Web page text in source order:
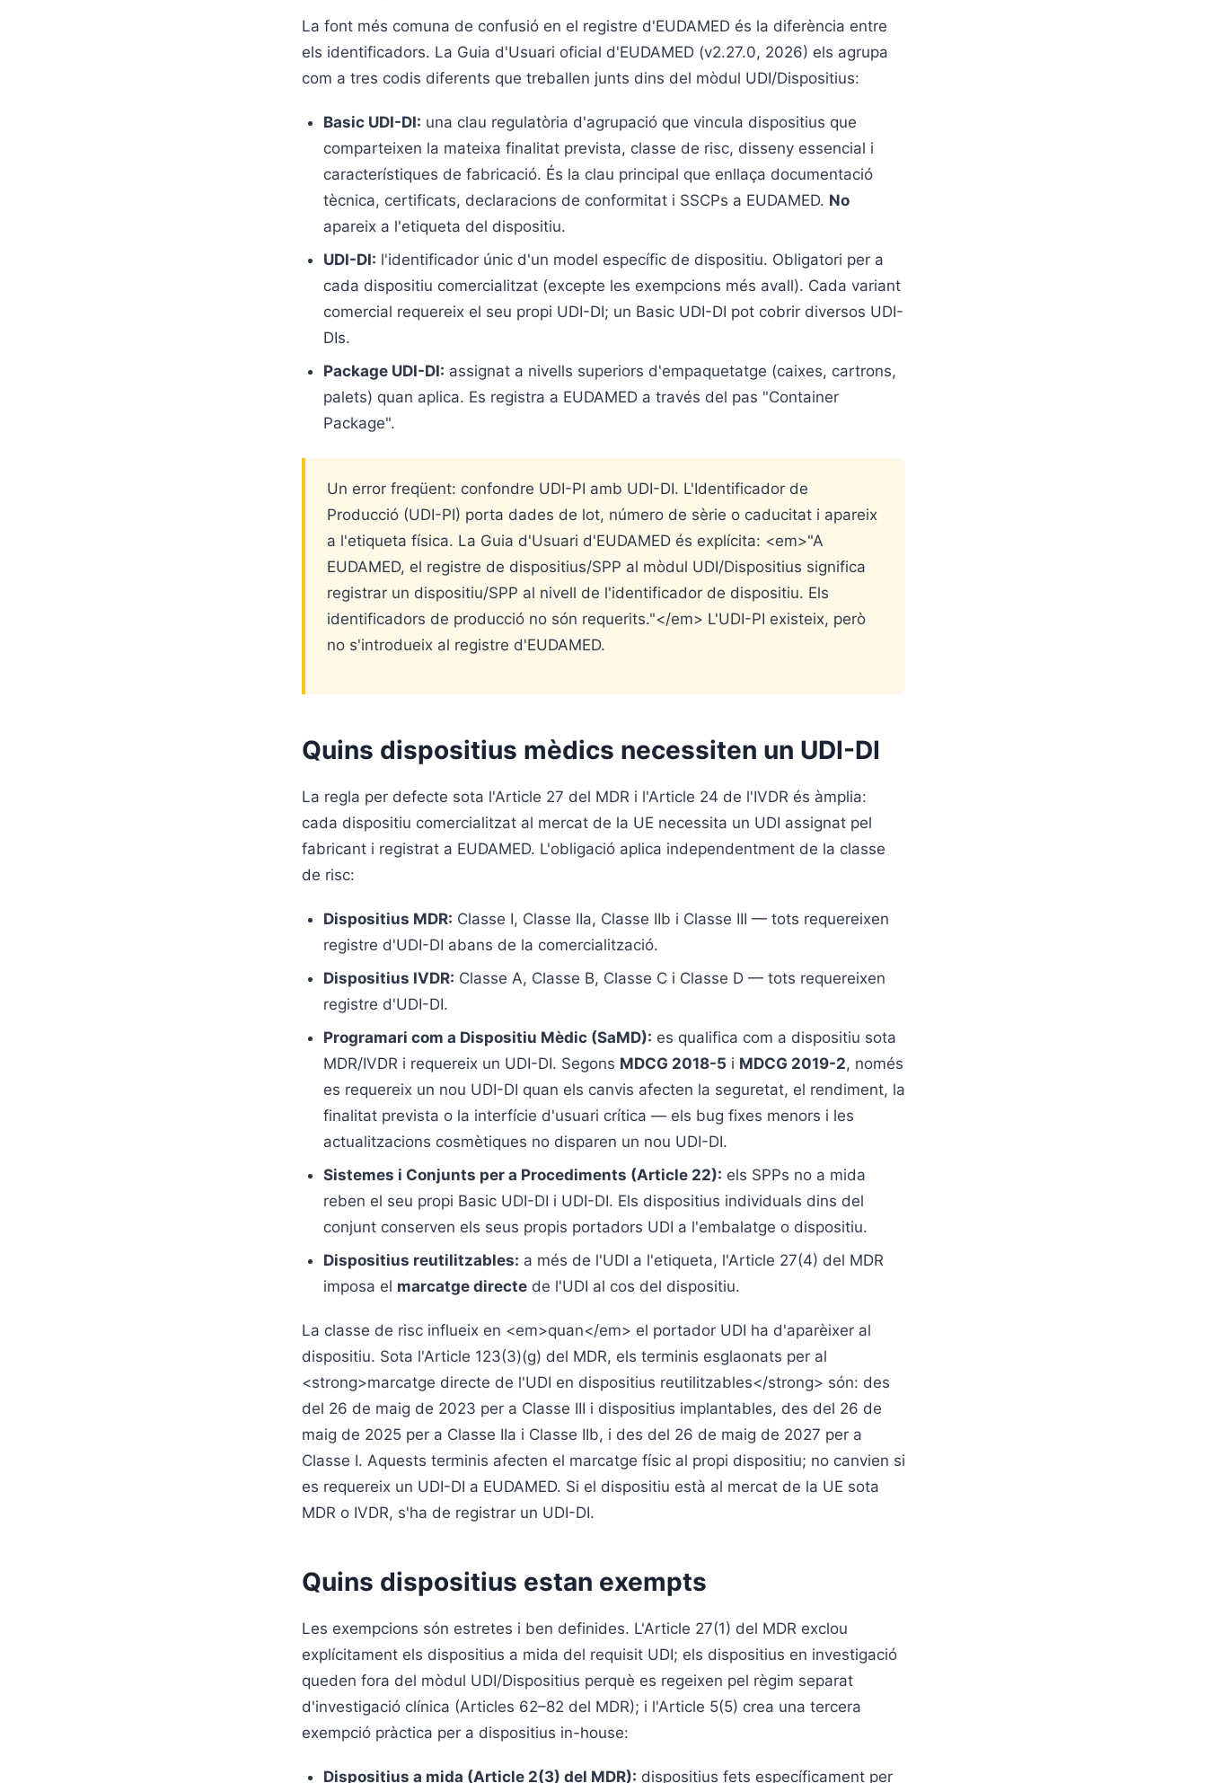
La font més comuna de confusió en el registre d'EUDAMED és la diferència entre
els identificadors. La Guia d'Usuari oficial d'EUDAMED (v2.27.0, 2026) els agrupa
com a tres codis diferents que treballen junts dins del mòdul UDI/Dispositius:
Basic UDI-DI: una clau regulatòria d'agrupació que vincula dispositius que
comparteixen la mateixa finalitat prevista, classe de risc, disseny essencial i
característiques de fabricació. És la clau principal que enllaça documentació
tècnica, certificats, declaracions de conformitat i SSCPs a EUDAMED. No
apareix a l'etiqueta del dispositiu.
UDI-DI: l'identificador únic d'un model específic de dispositiu. Obligatori per a
cada dispositiu comercialitzat (excepte les exempcions més avall). Cada variant
comercial requereix el seu propi UDI-DI; un Basic UDI-DI pot cobrir diversos UDI-
DIs.
Package UDI-DI: assignat a nivells superiors d'empaquetatge (caixes, cartrons,
palets) quan aplica. Es registra a EUDAMED a través del pas "Container
Package".
Un error freqüent: confondre UDI-PI amb UDI-DI. L'Identificador de
Producció (UDI-PI) porta dades de lot, número de sèrie o caducitat i apareix
a l'etiqueta física. La Guia d'Usuari d'EUDAMED és explícita: <em>"A
EUDAMED, el registre de dispositius/SPP al mòdul UDI/Dispositius significa
registrar un dispositiu/SPP al nivell de l'identificador de dispositiu. Els
identificadors de producció no són requerits."</em> L'UDI-PI existeix, però
no s'introdueix al registre d'EUDAMED.
Quins dispositius mèdics necessiten un UDI-DI
La regla per defecte sota l'Article 27 del MDR i l'Article 24 de l'IVDR és àmplia:
cada dispositiu comercialitzat al mercat de la UE necessita un UDI assignat pel
fabricant i registrat a EUDAMED. L'obligació aplica independentment de la classe
de risc:
Dispositius MDR: Classe I, Classe IIa, Classe IIb i Classe III — tots requereixen
registre d'UDI-DI abans de la comercialització.
Dispositius IVDR: Classe A, Classe B, Classe C i Classe D — tots requereixen
registre d'UDI-DI.
Programari com a Dispositiu Mèdic (SaMD): es qualifica com a dispositiu sota
MDR/IVDR i requereix un UDI-DI. Segons MDCG 2018-5 i MDCG 2019-2, només
es requereix un nou UDI-DI quan els canvis afecten la seguretat, el rendiment, la
finalitat prevista o la interfície d'usuari crítica — els bug fixes menors i les
actualitzacions cosmètiques no disparen un nou UDI-DI.
Sistemes i Conjunts per a Procediments (Article 22): els SPPs no a mida
reben el seu propi Basic UDI-DI i UDI-DI. Els dispositius individuals dins del
conjunt conserven els seus propis portadors UDI a l'embalatge o dispositiu.
Dispositius reutilitzables: a més de l'UDI a l'etiqueta, l'Article 27(4) del MDR
imposa el marcatge directe de l'UDI al cos del dispositiu.
La classe de risc influeix en <em>quan</em> el portador UDI ha d'aparèixer al
dispositiu. Sota l'Article 123(3)(g) del MDR, els terminis esglaonats per al
<strong>marcatge directe de l'UDI en dispositius reutilitzables</strong> són: des
del 26 de maig de 2023 per a Classe III i dispositius implantables, des del 26 de
maig de 2025 per a Classe IIa i Classe IIb, i des del 26 de maig de 2027 per a
Classe I. Aquests terminis afecten el marcatge físic al propi dispositiu; no canvien si
es requereix un UDI-DI a EUDAMED. Si el dispositiu està al mercat de la UE sota
MDR o IVDR, s'ha de registrar un UDI-DI.
Quins dispositius estan exempts
Les exempcions són estretes i ben definides. L'Article 27(1) del MDR exclou
explícitament els dispositius a mida del requisit UDI; els dispositius en investigació
queden fora del mòdul UDI/Dispositius perquè es regeixen pel règim separat
d'investigació clínica (Articles 62–82 del MDR); i l'Article 5(5) crea una tercera
exempció pràctica per a dispositius in-house:
Dispositius a mida (Article 2(3) del MDR): dispositius fets específicament per